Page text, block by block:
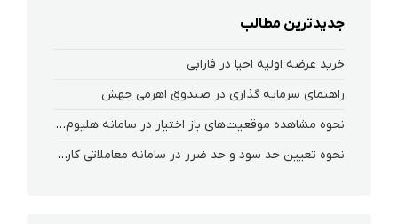
جدیدترین مطالب
خرید عرضه اولیه احیا در فارابی
راهنمای سرمایه گذاری در صندوق اهرمی جهش
نحوه‌ مشاهده‌ موقعیت‌های باز اختیار در سامانه هلیوم و نکست
نحوه تعیین حد سود و حد ضرر در سامانه معاملاتی کارگزاری فارابی